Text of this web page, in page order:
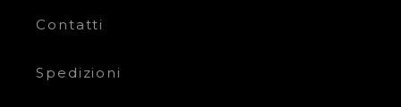
Contatti
Spedizioni